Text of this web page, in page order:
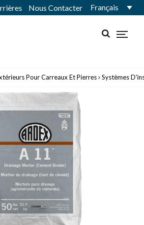
Nous Contacter Français
Pour Carreaux Et Pierres Systèmes